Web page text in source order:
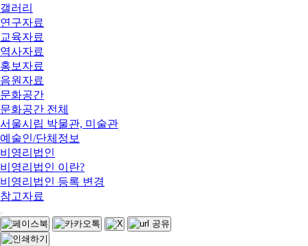
갤러리
연구자료
교육자료
역사자료
홍보자료
음원자료
문화공간
문화공간 전체
서울시립 박물관, 미술관
예술인/단체정보
비영리법인
비영리법인 이란?
비영리법인 등록 변경
참고자료